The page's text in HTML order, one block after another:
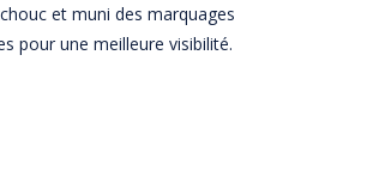
et muni des marquages
pour une meilleure visibilité.